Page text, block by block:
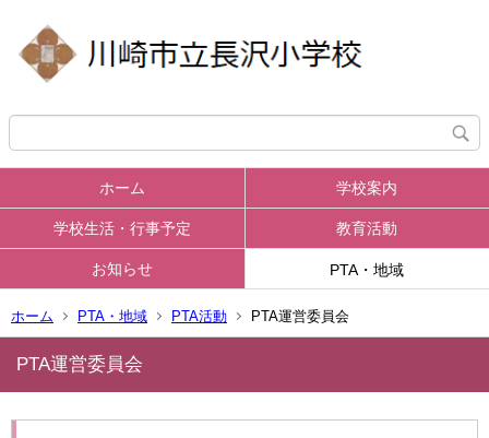
ホーム 学校案内
学校生活・行事予定 教育活動
お知らせ PTA・地域
ホーム PTA・地域 PTA活動 PTA運営委員会
PTA運営委員会